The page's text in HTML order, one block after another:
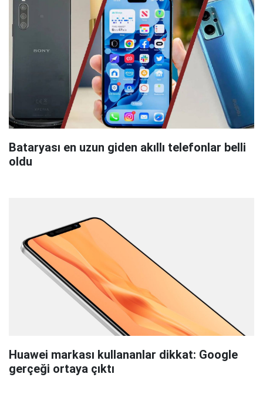
Bataryası en uzun giden akıllı telefonlar belli
oldu
Huawei markası kullananlar dikkat: Google
gerçeği ortaya çıktı